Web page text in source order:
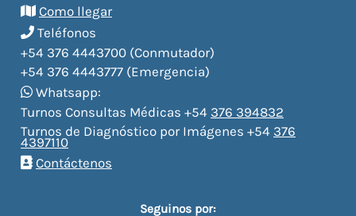
Como llegar
Teléfonos
+54 376 4443700 (Conmutador)
+54 376 4443777 (Emergencia)
Whatsapp:
Turnos Consultas Médicas +54 376 394832
Turnos de Diagnóstico por Imágenes +54 376
4397110
Contáctenos
Seguinos por: